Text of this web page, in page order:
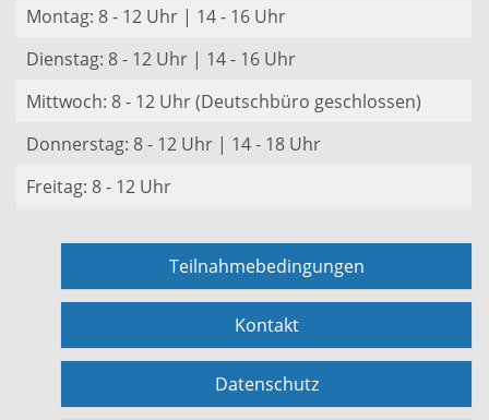
Montag: 8 - 12 Uhr | 14 - 16 Uhr
Dienstag: 8 - 12 Uhr | 14 - 16 Uhr
Mittwoch: 8 - 12 Uhr (Deutschbüro geschlossen)
Donnerstag: 8 - 12 Uhr | 14 - 18 Uhr
Freitag: 8 - 12 Uhr
Teilnahmebedingungen
Kontakt
Datenschutz